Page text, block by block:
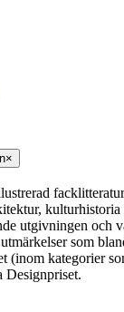
×
utgivningen och
som
(inom kategorier
Designpriset.